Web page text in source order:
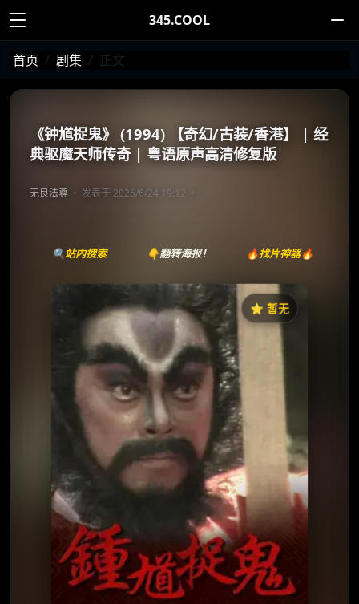
345.COOL
首页 剧集 正文
《钟馗捉鬼》 (1994) 【奇幻/古装/香港】 | 经
典驱魔天师传奇 | 粤语原声高清修复版
无良法尊 发表于 2025/6/24 19:12
🔍站内搜索 👇翻转海报！ 🔥找片神器🔥
⭐️ 暂无
《钟馗捉鬼》
⭐
收藏
⭐️ 评分：暂无 | 🎬 1988年
✅ 已完结
夸克网盘